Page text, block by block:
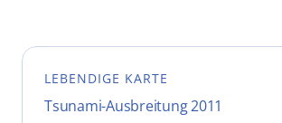
LEBENDIGE KARTE
Tsunami-Ausbreitung 2011